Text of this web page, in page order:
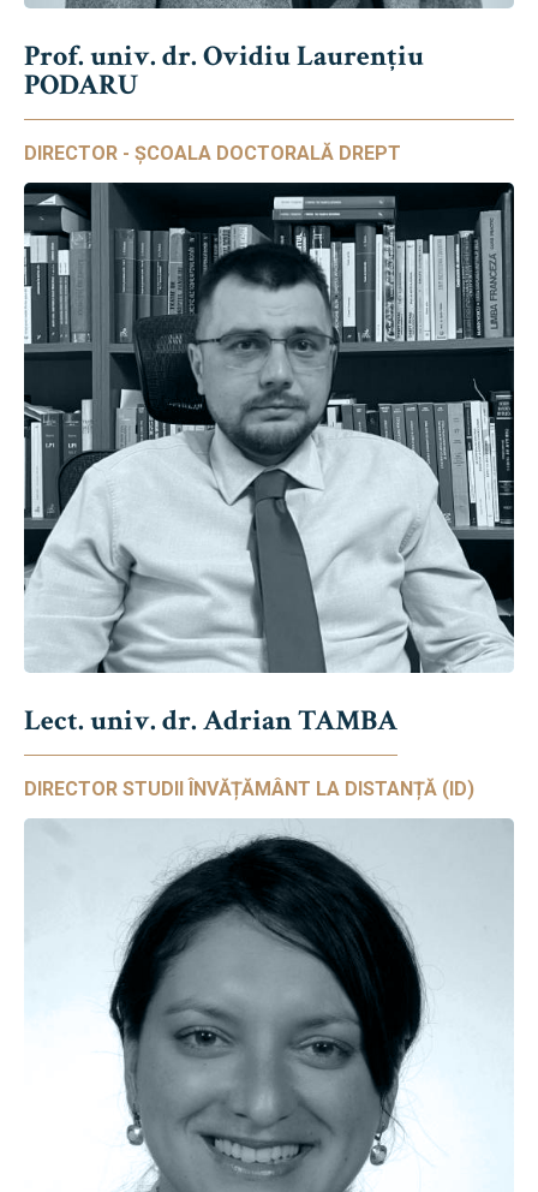
Prof. univ. dr. Ovidiu Laurențiu
PODARU
DIRECTOR - ȘCOALA DOCTORALĂ DREPT
Lect. univ. dr. Adrian TAMBA
DIRECTOR STUDII ÎNVĂȚĂMÂNT LA DISTANȚĂ (ID)